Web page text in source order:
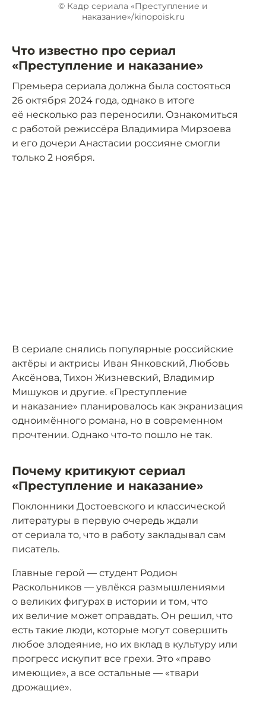
© Кадр сериала «Преступление и
наказание»/kinopoisk.ru
Что известно про сериал
«Преступление и наказание»
Премьера сериала должна была состояться
26 октября 2024 года, однако в итоге
её несколько раз переносили. Ознакомиться
с работой режиссёра Владимира Мирзоева
и его дочери Анастасии россияне смогли
только 2 ноября.
В сериале снялись популярные российские
актёры и актрисы Иван Янковский, Любовь
Аксёнова, Тихон Жизневский, Владимир
Мишуков и другие. «Преступление
и наказание» планировалось как экранизация
одноимённого романа, но в современном
прочтении. Однако что-то пошло не так.
Почему критикуют сериал
«Преступление и наказание»
Поклонники Достоевского и классической
литературы в первую очередь ждали
от сериала то, что в работу закладывал сам
писатель.
Главные герой — студент Родион
Раскольников — увлёкся размышлениями
о великих фигурах в истории и том, что
их величие может оправдать. Он решил, что
есть такие люди, которые могут совершить
любое злодеяние, но их вклад в культуру или
прогресс искупит все грехи. Это «право
имеющие», а все остальные — «твари
дрожащие».